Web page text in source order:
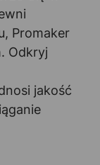
Promaker
Odkryj
jakość